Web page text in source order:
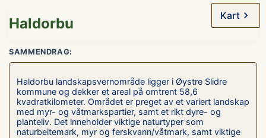
Kart
Haldorbu
SAMMENDRAG:
Haldorbu landskapsvernområde ligger i Øystre Slidre
kommune og dekker et areal på omtrent 58,6
kvadratkilometer. Området er preget av et variert landskap
med myr- og våtmarkspartier, samt et rikt dyre- og
planteliv. Det inneholder viktige naturtyper som
naturbeitemark, myr og ferskvann/våtmark, samt viktige